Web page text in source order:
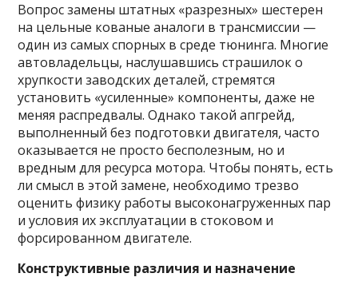
Вопрос замены штатных «разрезных» шестерен
на цельные кованые аналоги в трансмиссии —
один из самых спорных в среде тюнинга. Многие
автовладельцы, наслушавшись страшилок о
хрупкости заводских деталей, стремятся
установить «усиленные» компоненты, даже не
меняя распредвалы. Однако такой апгрейд,
выполненный без подготовки двигателя, часто
оказывается не просто бесполезным, но и
вредным для ресурса мотора. Чтобы понять, есть
ли смысл в этой замене, необходимо трезво
оценить физику работы высоконагруженных пар
и условия их эксплуатации в стоковом и
форсированном двигателе.
Конструктивные различия и назначение